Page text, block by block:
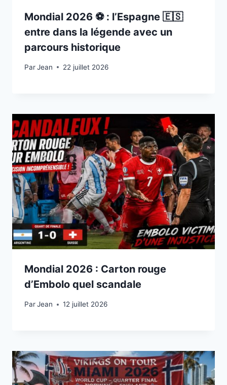
Mondial 2026 ⚽️ : l’Espagne 🇪🇸
entre dans la légende avec un
parcours historique
ParJean
22 juillet 202622 juillet 2026
Mondial 2026 : Carton rouge
d’Embolo quel scandale
ParJean
12 juillet 202612 juillet 2026